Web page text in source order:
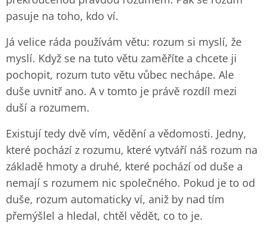
pasuje na toho, kdo ví.
Já velice ráda používám větu: rozum si myslí, že
myslí. Když se na tuto větu zaměříte a chcete ji
pochopit, rozum tuto větu vůbec nechápe. Ale
duše uvnitř ano. A v tomto je právě rozdíl mezi
duší a rozumem.
Existují tedy dvě vím, vědění a vědomosti. Jedny,
které pochází z rozumu, které vytváří náš rozum na
základě hmoty a druhé, které pochází od duše a
nemají s rozumem nic společného. Pokud je to od
duše, rozum automaticky ví, aniž by nad tím
přemýšlel a hledal, chtěl vědět, co to je.